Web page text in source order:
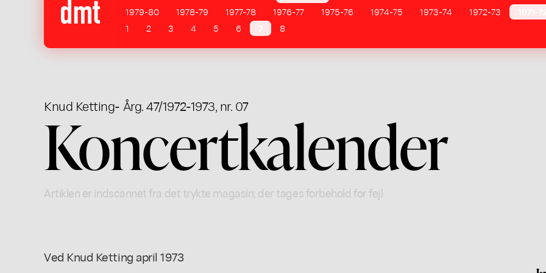
1979-80
1978-79 1977-78 1976-77 1975-76 1974-75 1973-74 1972-73
1
2 3 4 5 6 8
Knud Ketting- Årg. 47/1972-1973, nr. 07
Koncertkalender
Artiklen er indscannet fra det trykte magasin; der tages forbehold for fejl
Ved Knud Ketting april 1973